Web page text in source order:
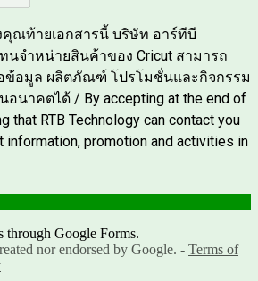
ณท้ายเอกสารนี้ บริษัท อาร์ทีบี
นจำหน่ายสินค้าของ Cricut สามารถ
ข้อมูล ผลิตภัณฑ์ โปรโมชั่นและกิจกรรม
นาคตได้ / By accepting at the end of
that RTB Technology can contact you
information, promotion and activities in
through Google Forms.
nor endorsed by Google. - Terms of